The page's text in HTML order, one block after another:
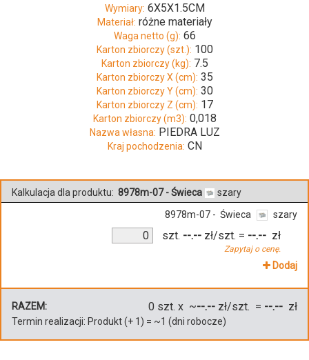
Wymiary: 6X5X1.5CM
Materiał: różne materiały
Waga netto (g): 66
Karton zbiorczy (szt.): 100
Karton zbiorczy (kg): 7.5
Karton zbiorczy X (cm): 35
Karton zbiorczy Y (cm): 30
Karton zbiorczy Z (cm): 17
Karton zbiorczy (m3): 0,018
Nazwa własna: PIEDRA LUZ
Kraj pochodzenia: CN
Kalkulacja dla produktu: 8978m-07 - Świeca szary
8978m-07 - Świeca szary
szt. --.-- zł/szt.
Zapytaj o cenę.
= --.-- zł
Dodaj
RAZEM: 0 szt. x ~--.-- zł/szt. = --.-- zł
Termin realizacji: Produkt(+ 1 ) = ~1 (dni robocze)